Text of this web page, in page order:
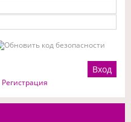
Регистрация